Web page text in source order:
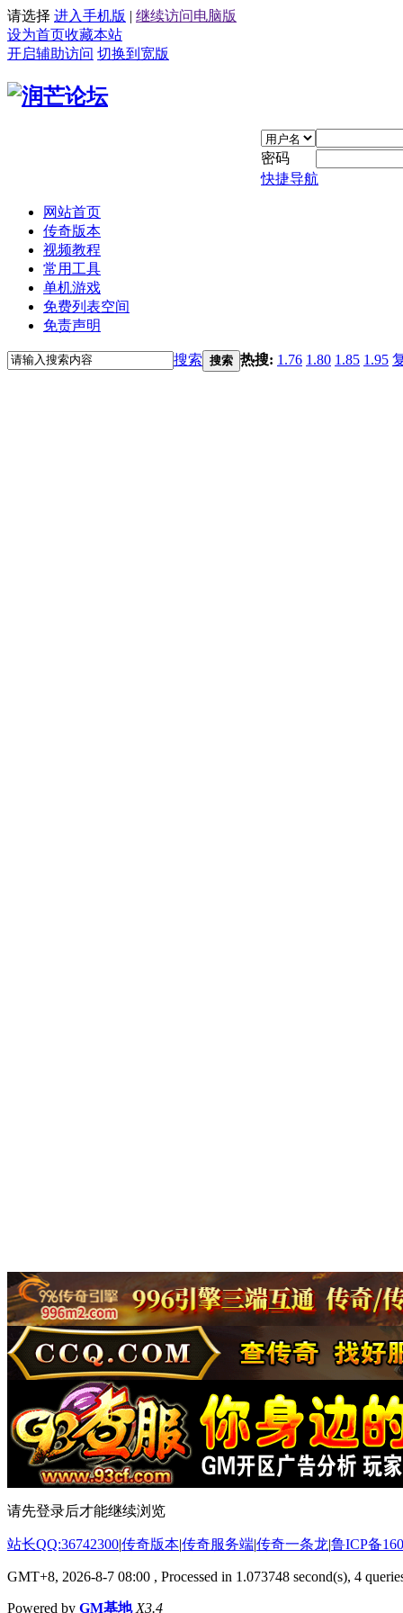
请选择 进入手机版 | 继续访问电脑版
设为首页收藏本站
开启辅助访问 切换到宽版
密码
快捷导航
网站首页
传奇版本
视频教程
常用工具
单机游戏
免费列表空间
免责声明
搜索 搜索 热搜: 1.76 1.80 1.85 1.95
请先登录后才能继续浏览
站长QQ:36742300|传奇版本|传奇服务端|传奇一条龙|鲁ICP备
GMT+8, 2026-8-7 08:00 , Processed in 1.073748 second(s), 4
Powered by GM基地 X3.4